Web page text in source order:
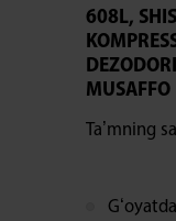
608L,
MUSAFFO
Taʼmning